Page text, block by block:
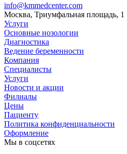
info@kmmedcenter.com
Москва, Триумфальная площадь, 1
Услуги
Основные нозологии
Диагностика
Ведение беременности
Компания
Специалисты
Услуги
Новости и акции
Филиалы
Цены
Пациенту
Политика конфиденциальности
Оформление
Мы в соцсетях